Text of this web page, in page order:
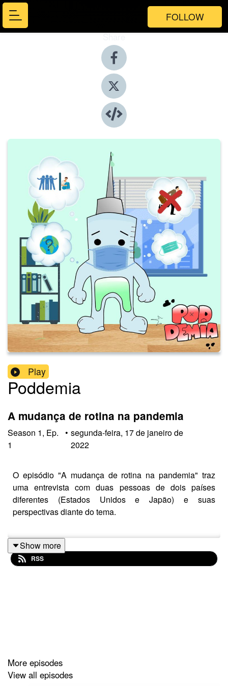
FOLLOW
Share
Play
Poddemia
A mudança de rotina na pandemia
Season 1, Ep.
1
• segunda-feira, 17 de janeiro de
2022
O episódio "A mudança de rotina na pandemia" traz
uma entrevista com duas pessoas de dois países
diferentes (Estados Unidos e Japão) e suas
perspectivas diante do tema.
Produção:
Bianca da Silva Neto
Trilha sonora da abertura e edição de áudio:
Show more
RSS
More episodes
View all episodes